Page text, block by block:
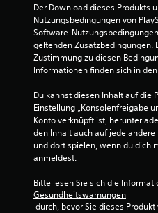
Der Download dieses Produkts
Nutzungsbedingungen von
Software-
geltenden Zusatzbedingungen.
Zustimmung zu diesen
Informationen finden sich in
Du kannst diesen Inhalt auf die
Einstellung „Konsolenfreigabe
Konto verknüpft ist,
den Inhalt auch auf jede
und dort spielen, wenn du dich
anmeldest.
Bitte lesen Sie sich die
Gesundheitswarnungen
durch, bevor Sie dieses